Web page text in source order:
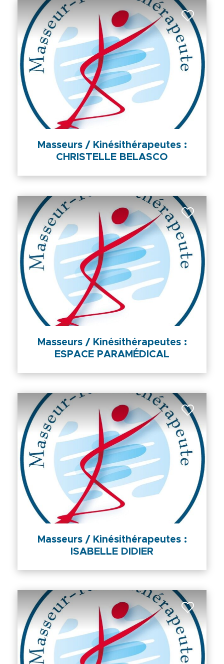
Masseurs / Kinésithérapeutes :
CHRISTELLE BELASCO
Masseurs / Kinésithérapeutes :
ESPACE PARAMÉDICAL
Masseurs / Kinésithérapeutes :
ISABELLE DIDIER